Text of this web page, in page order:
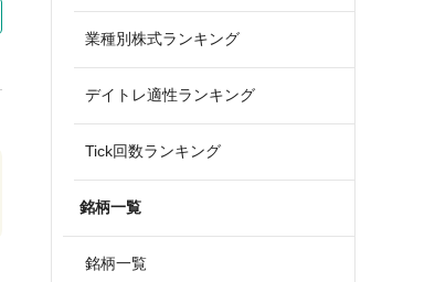
業種別株式ランキング
デイトレ適性ランキング
Tick回数ランキング
銘柄一覧
銘柄一覧